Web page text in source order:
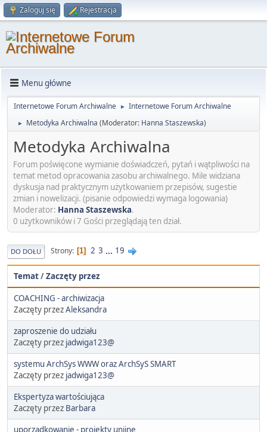
Zaloguj się Rejestracja
Menu główne
Internetowe Forum Archiwalne ► Internetowe Forum Archiwalne
► Metodyka Archiwalna (Moderator: Hanna Staszewska)
Metodyka Archiwalna
Forum poświęcone wymianie doświadczeń, pytań i wątpliwości na
temat metod opracowania zasobu archiwalnego. Mile widziana
dyskusja nad praktycznym użytkowaniem przepisów, sugestie
zmian i nowelizacji. (pisanie odpowiedzi wymaga logowania)
Moderator: Hanna Staszewska.
0 użytkowników i 7 Gości przeglądają ten dział.
DO DOŁU Strony 1 2 3 ... 19
Temat/Zaczęty przez
COACHING - archiwizacja
Zaczęty przezAleksandra
zaproszenie do udziału
Zaczęty przez jadwiga123@
systemu ArchSys WWW oraz ArchSyS SMART
Zaczęty przez jadwiga123@
Ekspertyza wartościująca
Zaczęty przez Barbara
uporządkowanie - projekty unijne